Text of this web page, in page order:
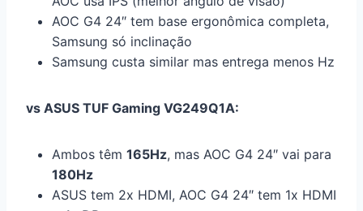
AOC G4 24″ tem base ergonômica completa,
Samsung só inclinação
Samsung custa similar mas entrega menos Hz
vs ASUS TUF Gaming VG249Q1A:
Ambos têm 165Hz, mas AOC G4 24″ vai para
180Hz
ASUS tem 2x HDMI, AOC G4 24″ tem 1x HDMI